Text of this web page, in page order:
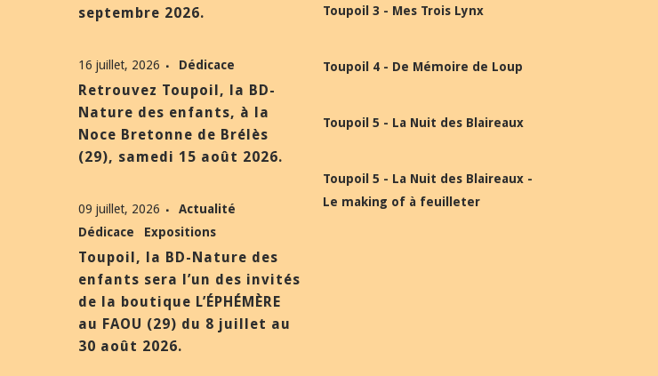
septembre 2026.
16 juillet, 2026 Dédicace
Retrouvez Toupoil, la BD-
Nature des enfants, à la
Noce Bretonne de Brélès
(29), samedi 15 août 2026.
09 juillet, 2026
Actualité
Dédicace
Expositions
Toupoil, la BD-Nature des
enfants sera l’un des invités
de la boutique L’ÉPHÉMÈRE
au FAOU (29) du 8 juillet au
30 août 2026.
Toupoil 3 - Mes Trois Lynx
Toupoil 4 - De Mémoire de Loup
Toupoil 5 - La Nuit des Blaireaux
Toupoil 5 - La Nuit des Blaireaux -
Le making of à feuilleter